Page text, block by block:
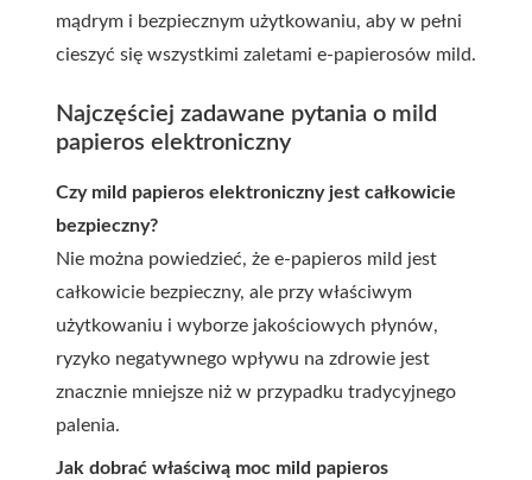
mądrym i bezpiecznym użytkowaniu, aby w pełni
cieszyć się wszystkimi zaletami e-papierosów mild.
Najczęściej zadawane pytania o mild
papieros elektroniczny
Czy mild papieros elektroniczny jest całkowicie
bezpieczny?
Nie można powiedzieć, że e-papieros mild jest
całkowicie bezpieczny, ale przy właściwym
użytkowaniu i wyborze jakościowych płynów,
ryzyko negatywnego wpływu na zdrowie jest
znacznie mniejsze niż w przypadku tradycyjnego
palenia.
Jak dobrać właściwą moc mild papieros